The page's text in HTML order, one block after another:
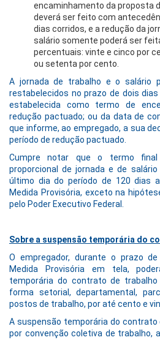
encaminhamento da proposta
deverá ser feito com
dias corridos, e a redução da
salário somente poderá ser
percentuais: vinte e cinco por
ou setenta por cento.
A jornada de trabalho e o salário
restabelecidos no prazo de dois
estabelecida como termo de
redução pactuado; ou da data de
que informe, ao empregado, a sua
período de redução pactuado.
Cumpre notar que o termo
proporcional de jornada e de
último dia do período de 120 dias
Medida Provisória, exceto na
pelo Poder Executivo Federal.
Sobre a suspensão temporária do
O empregador, durante o prazo
Medida Provisória em tela,
temporária do contrato de
forma setorial, departamental,
postos de trabalho, por até cento e
A suspensão temporária do
por convenção coletiva de trabalho,